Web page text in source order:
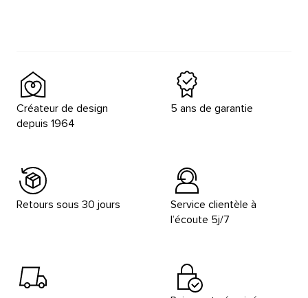
Créateur de design
depuis 1964
5 ans de garantie
Retours sous 30 jours
Service clientèle à
l’écoute 5j/7